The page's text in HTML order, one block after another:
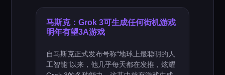
马斯克：Grok 3可生成任何街机游戏
明年有望3A游戏
自马斯克正式发布号称“地球上最聪明的人
工智能”以来，他几乎每天都在发推，炫耀